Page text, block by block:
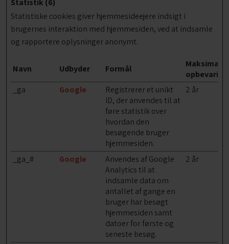
Statistik (6)
Statistiske cookies giver hjemmesideejere indsigt i
brugernes interaktion med hjemmesiden, ved at indsamle
og rapportere oplysninger anonymt.
Navn Udbyder Formål
Maksimal
_ga
Google
Registrerer et unikt
ID, der anvendes til at
føre statistik over
hvordan den
besøgende bruger
hjemmesiden.
2 år
_ga_# Google
Anvendes af Google
Analytics til at
indsamle data om
antallet af gange en
bruger har besøgt
hjemmesiden samt
datoer for første og
seneste besøg.
2 år